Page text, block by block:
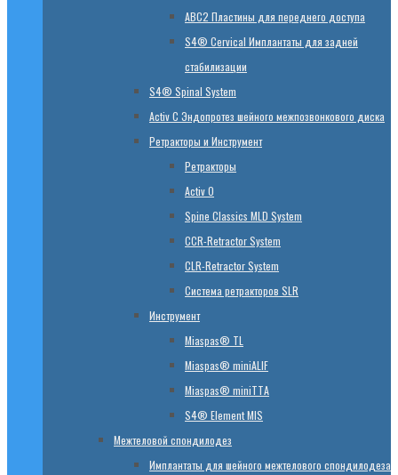
ABC2 Пластины для переднего доступа
S4® Cervical Имплантаты для задней
стабилизации
S4® Spinal System
Activ C Эндопротез шейного межпозвонкового диска
Ретракторы и Инструмент
Ретракторы
Activ O
Spine Classics MLD System
CСR-Retractor System
CLR-Retractor System
Система ретракторов SLR
Инструмент
Miaspas® TL
Miaspas® miniALIF
Miaspas® miniTTA
S4® Element MIS
Межтеловой спондилодез
Имплантаты для шейного межтелового спондилодеза